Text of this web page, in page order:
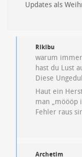
Updates als
Rikibu
warum
hast du Lust
Diese
Haut ein
man „möööp
Fehler raus
Archetim